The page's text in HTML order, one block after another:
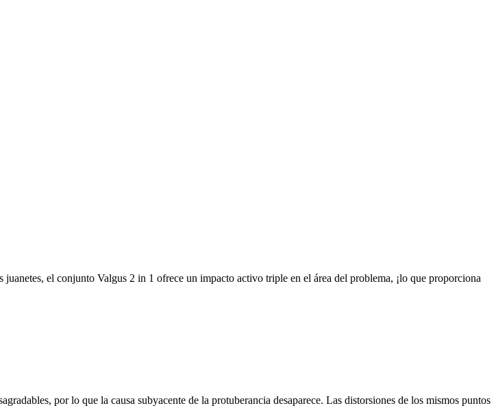
el conjunto Valgus 2 in 1 ofrece un impacto activo triple en el área del problema, ¡lo que proporciona
por lo que la causa subyacente de la protuberancia desaparece. Las distorsiones de los mismos puntos